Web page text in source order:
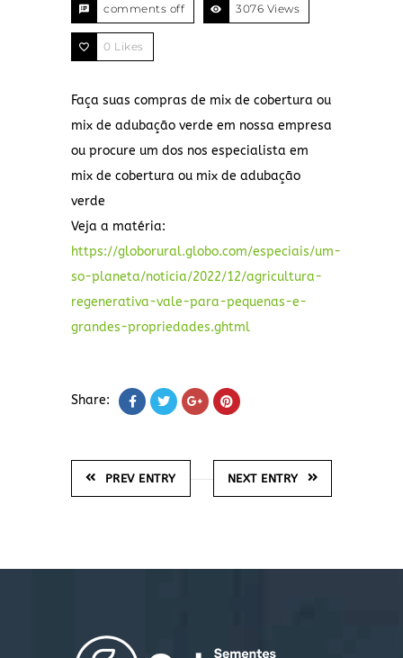
comments off 3076 Views
0 Likes
Faça suas compras de mix de cobertura ou
mix de adubação verde em nossa empresa
ou procure um dos nos especialista em
mix de cobertura ou mix de adubação
verde
Veja a matéria:
https://globorural.globo.com/especiais/um-
so-planeta/noticia/2022/12/agricultura-
regenerativa-vale-para-pequenas-e-
grandes-propriedades.ghtml
Share:
PREV ENTRY NEXT ENTRY